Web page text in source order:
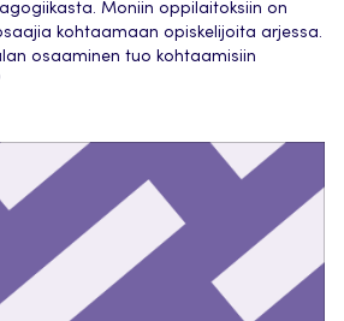
Moniin oppilaitoksiin on
kohtaamaan opiskelijoita arjessa.
osaaminen tuo kohtaamisiin